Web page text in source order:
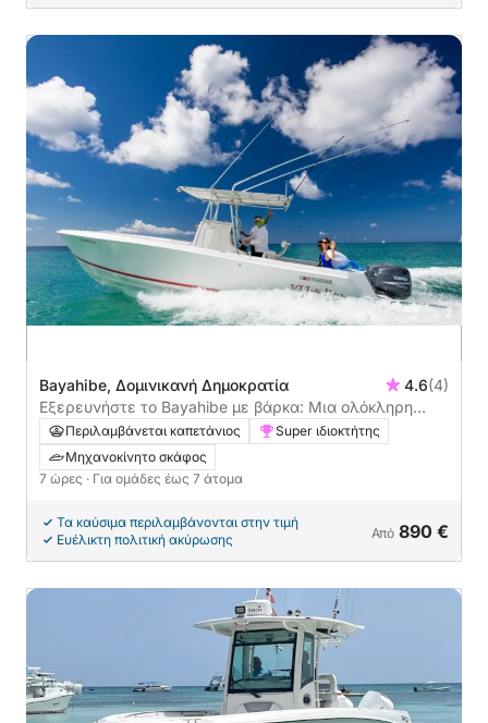
Bayahibe, Δομινικανή Δημοκρατία 4.6(4)
Εξερευνήστε το Bayahibe με βάρκα: Μια ολόκληρη
μέρα στο νερό με μηχανοκίνητο σκάφος
Περιλαμβάνεται καπετάνιος
Super ιδιοκτήτης
Μηχανοκίνητο σκάφος
7 ώρες · Για ομάδες έως 7 άτομα
Τα καύσιμα περιλαμβάνονται στην τιμή
Ευέλικτη πολιτική ακύρωσης
Από 890 €